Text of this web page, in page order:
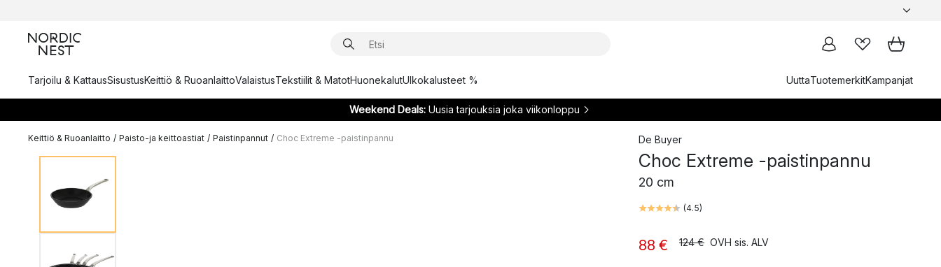
Tarjoilu & KattausSisustusKeittiö & RuoanlaittoValaistusTekstiilit & MatotHuonekalutUlkokalusteet % UuttaTuotemerkitKampanjat
Weekend Deals:Uusia tarjouksia joka viikonloppu
Keittiö & Ruoanlaitto / Paisto-ja keittoastiat / Paistinpannut / Choc Extreme -paistinpannu De Buyer
Choc Extreme -paistinpannu
20 cm
(4.5)
88 € 124 € OVH sis. ALV